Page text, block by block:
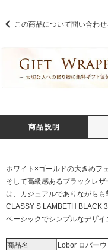
この商品について問い合わせ
商品説明
ホワイト×ゴールドの大きめフ
そして高級感あるブラックレ
は、カジュアルでありながらも
CLASSY S LAMBETH BLACK
ベーシックでシンプルなデザイ
商品名
Lobor ロバー